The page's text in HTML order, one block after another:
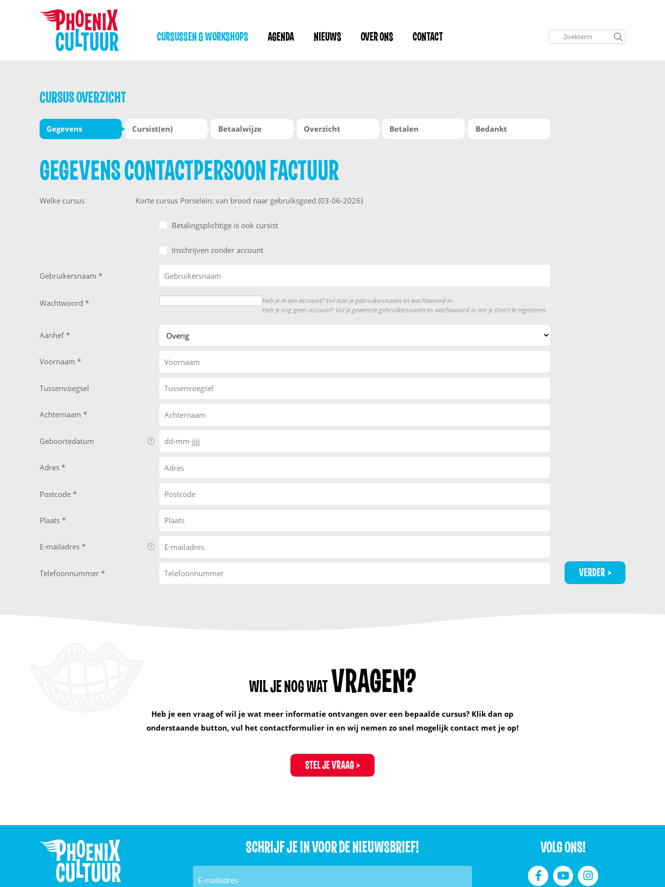
CURSUSSEN & WORKSHOPS AGENDA NIEUWS OVER ONS CONTACT
CURSUS OVERZICHT
Gegevens Cursist(en) Betaalwijze Overzicht Betalen Bedankt
GEGEVENS CONTACTPERSOON FACTUUR
Welke cursus Korte cursus Porselein: van brood naar gebruiksgoed (03-06-2026)
Inschrijven zonder account
Gebruikersnaam
Wachtwoord
Heb je al een account? Vul dan je gebruikersnaam en wachtwoord in.
Heb je nog geen account? Vul je gewenste gebruikersnaam en wachtwoord in om je direct te registeren.
Aanhef
Voornaam
Tussenvoegsel
Achternaam
Geboortedatum
Adres
Postcode
Plaats
E-mailadres
Telefoonnummer
Betalingsplichtige is ook cursist
VERDER
WIL JE NOG WAT VRAGEN?
Heb je een vraag of wil je wat meer informatie ontvangen over een bepaalde cursus? Klik dan op
onderstaande button, vul het contactformulier in en wij nemen zo snel mogelijk contact met je op!
STEL JE VRAAG
SCHRIJF JE IN VOOR DE NIEUWSBRIEF! VOLG ONS!
  